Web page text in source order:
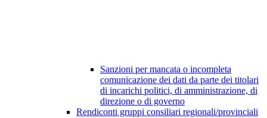
Sanzioni per mancata o incompleta
comunicazione dei dati da parte dei titolari
di incarichi politici, di amministrazione, di
direzione o di governo
Rendiconti gruppi consiliari regionali/provinciali